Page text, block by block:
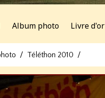
Album photo Livre d'or
Téléthon 2010